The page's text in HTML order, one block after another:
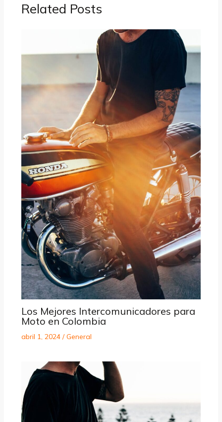
Related Posts
Los Mejores Intercomunicadores para
Moto en Colombia
abril 1, 2024 /General